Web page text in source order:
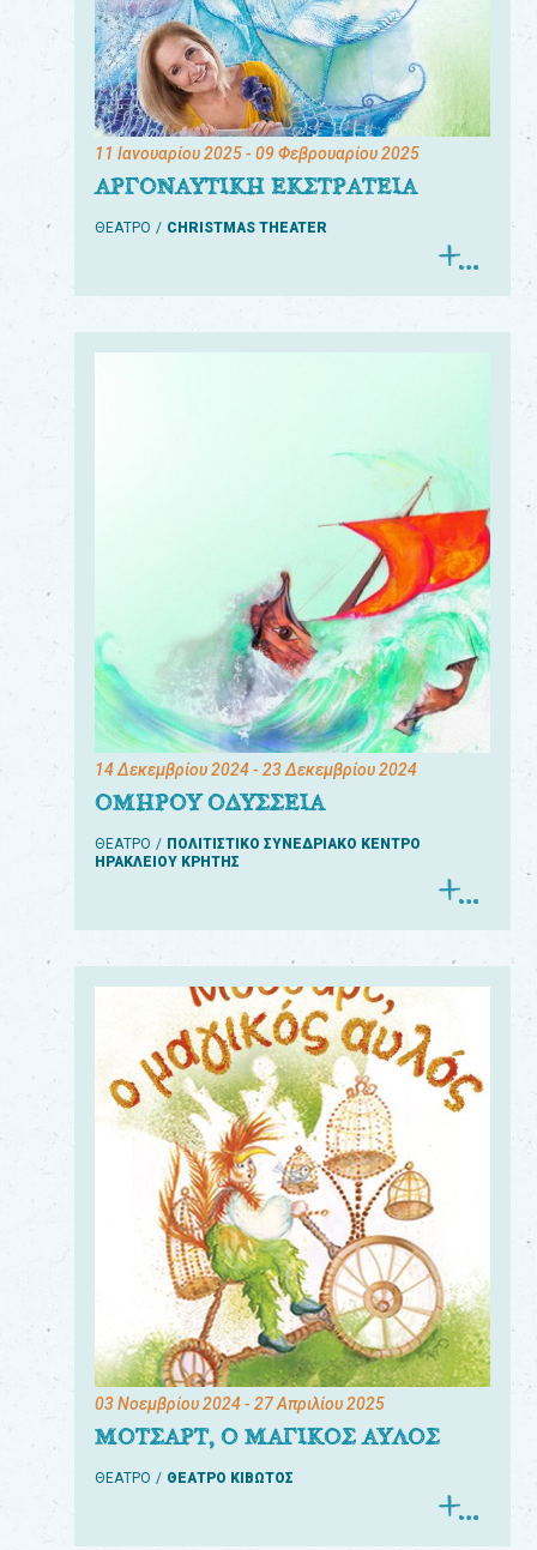
11 Ιανουαρίου 2025- 09 Φεβρουαρίου 2025
ΑΡΓΟΝΑΥΤΙΚΗ ΕΚΣΤΡΑΤΕΙΑ
ΘΕΑΤΡΟ CHRISTMAS THEATER
14 Δεκεμβρίου 2024- 23 Δεκεμβρίου 2024
ΟΜΗΡΟΥ ΟΔΥΣΣΕΙΑ
ΘΕΑΤΡΟ
ΠΟΛΙΤΙΣΤΙΚΟ ΣΥΝΕΔΡΙΑΚΟ ΚΕΝΤΡΟ
ΗΡΑΚΛΕΙΟΥ ΚΡΗΤΗΣ
03 Νοεμβρίου 2024- 27 Απριλίου 2025
ΜΟΤΣΑΡΤ, Ο ΜΑΓΙΚΟΣ ΑΥΛΟΣ
ΘΕΑΤΡΟ ΘΕΑΤΡΟ ΚΙΒΩΤΟΣ